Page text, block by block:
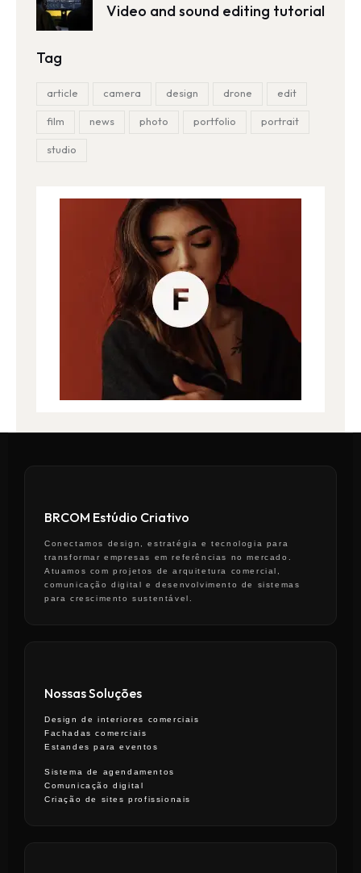
Video and sound editing tutorial
Tag
article camera design drone edit
film news photo portfolio portrait
studio
BRCOM Estúdio Criativo
Conectamos design, estratégia e tecnologia para
transformar empresas em referências no mercado.
Atuamos com projetos de arquitetura comercial,
comunicação digital e desenvolvimento de sistemas
para crescimento sustentável.
Nossas Soluções
Design de interiores comerciais
Fachadas comerciais
Estandes para eventos
Sistema de agendamentos
Comunicação digital
Criação de sites profissionais